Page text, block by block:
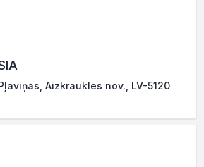
Aizkraukles nov., LV-5120